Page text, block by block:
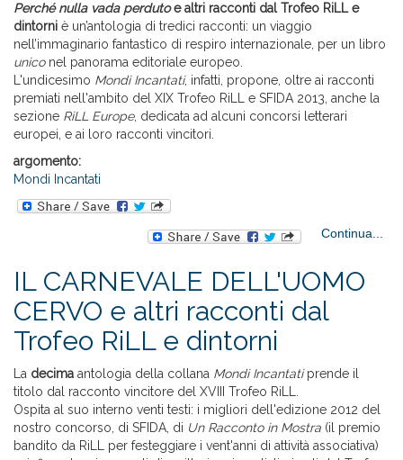
Perché nulla vada perdutoe altri racconti dal Trofeo RiLL e
dintorni è un’antologia di tredici racconti: un viaggio
nell’immaginario fantastico di respiro internazionale, per un libro
uniconel panorama editoriale europeo.
L'undicesimo Mondi Incantati, infatti, propone, oltre ai racconti
premiati nell'ambito del XIX Trofeo RiLL e SFIDA 2013, anche la
sezione RiLL Europe, dedicata ad alcuni concorsi letterari
europei, e ai loro racconti vincitori.
argomento:
Mondi Incantati
Continua...
IL CARNEVALE DELL'UOMO
CERVO e altri racconti dal
Trofeo RiLL e dintorni
La decima antologia della collana Mondi Incantatiprende il
titolo dal racconto vincitore del XVIII Trofeo RiLL.
Ospita al suo interno venti testi: i migliori dell'edizione 2012 del
nostro concorso, di SFIDA, di Un Racconto in Mostra (il premio
bandito da RiLL per festeggiare i vent'anni di attività associativa)